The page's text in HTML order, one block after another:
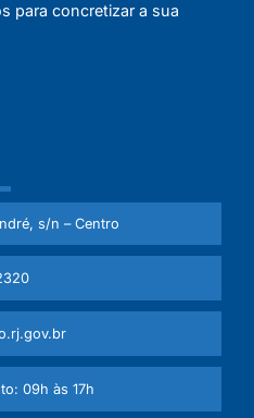
para concretizar a sua
s/n – Centro
09h às 17h